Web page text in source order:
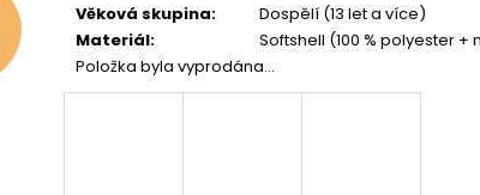
Věková skupina:
Dospělí (13 let a více)
Materiál:
Softshell (100 % polyester +
Položka byla vyprodána…